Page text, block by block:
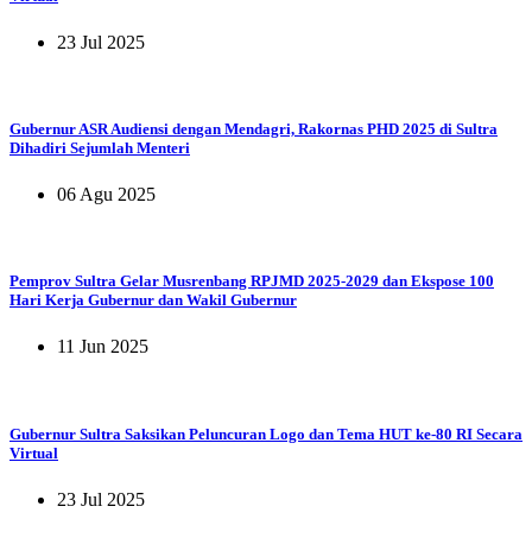
23 Jul 2025
Gubernur ASR Audiensi dengan Mendagri, Rakornas PHD 2025 di Sultra
Dihadiri Sejumlah Menteri
06 Agu 2025
Pemprov Sultra Gelar Musrenbang RPJMD 2025-2029 dan Ekspose 100
Hari Kerja Gubernur dan Wakil Gubernur
11 Jun 2025
Gubernur Sultra Saksikan Peluncuran Logo dan Tema HUT ke-80 RI Secara
Virtual
23 Jul 2025